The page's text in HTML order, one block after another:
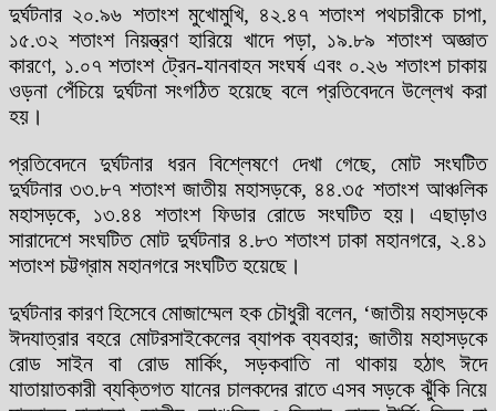
দুর্ঘটনার ২০.৯৬ শতাংশ মুখোমুখি, ৪২.৪৭ শতাংশ পথচারীকে চাপা,
১৫.৩২ শতাংশ নিয়ন্ত্রণ হারিয়ে খাদে পড়া, ১৯.৮৯ শতাংশ অজ্ঞাত
কারণে, ১.০৭ শতাংশ ট্রেন-যানবাহন সংঘর্ষ এবং ০.২৬ শতাংশ চাকায়
ওড়না পেঁচিয়ে দুর্ঘটনা সংগঠিত হয়েছে বলে প্রতিবেদনে উল্লেখ করা
হয়।
প্রতিবেদনে দুর্ঘটনার ধরন বিশ্লেষণে দেখা গেছে, মোট সংঘটিত
দুর্ঘটনার ৩৩.৮৭ শতাংশ জাতীয় মহাসড়কে, ৪৪.৩৫ শতাংশ আঞ্চলিক
মহাসড়কে, ১৩.৪৪ শতাংশ ফিডার রোডে সংঘটিত হয়। এছাড়াও
সারাদেশে সংঘটিত মোট দুর্ঘটনার ৪.৮৩ শতাংশ ঢাকা মহানগরে, ২.৪১
শতাংশ চট্টগ্রাম মহানগরে সংঘটিত হয়েছে।
দুর্ঘটনার কারণ হিসেবে মোজাম্মেল হক চৌধুরী বলেন, ‘জাতীয় মহাসড়কে
ঈদযাত্রার বহরে মোটরসাইকেলের ব্যাপক ব্যবহার; জাতীয় মহাসড়কে
রোড সাইন বা রোড মার্কিং, সড়কবাতি না থাকায় হঠাৎ ঈদে
যাতায়াতকারী ব্যক্তিগত যানের চালকদের রাতে এসব সড়কে ঝুঁকি নিয়ে